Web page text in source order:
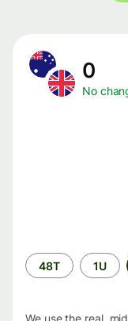
0
No
Time
period
48T 1U